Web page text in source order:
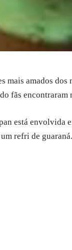
mais amados
fãs
está envolvida
refri de guaraná.